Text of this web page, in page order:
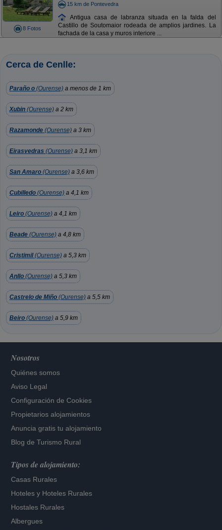
8 Fotos
15 km de Pontevedra
Antigua casa de labranza situada en la falda del
Castillo de Soutomaior rodeada de amplios jardines. La
fachada de la casa y muros interiore ...
Cerca de Cenlle:
Paraño o (Ourense) a menos de 1 km
Xubin (Ourense) a 2 km
Razamonde (Ourense) a 3 km
Eirasvedras (Ourense) a 3,1 km
San Amaro (Ourense) a 3,6 km
Cubilledo (Ourense) a 4,1 km
Leiro (Ourense) a 4,1 km
Beade (Ourense) a 4,8 km
Cristimil(Ourense) a 5,3 km
Anllo (Ourense) a 5,3 km
Castrelo de Miño (Ourense) a 5,5 km
Beiro (Ourense) a 5,9 km
Nosotros
Quiénes somos
Aviso Legal
Configuración de Cookies
Propietarios alojamientos
Anuncia gratis tu alojamiento
Blog de Turismo Rural
Tipos de alojamiento:
Casas Rurales
Hoteles y Hoteles Rurales
Hostales Rurales
Albergues